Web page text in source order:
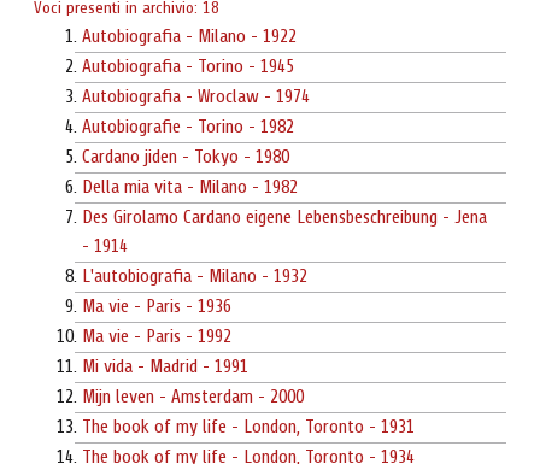
Voci presenti in archivio: 18
Autobiografia - Milano - 1922
Autobiografia - Torino - 1945
Autobiografia - Wroclaw - 1974
Autobiografie - Torino - 1982
Cardano jiden - Tokyo - 1980
Della mia vita - Milano - 1982
Des Girolamo Cardano eigene Lebensbeschreibung - Jena
- 1914
L'autobiografia - Milano - 1932
Ma vie - Paris - 1936
Ma vie - Paris - 1992
Mi vida - Madrid - 1991
Mijn leven - Amsterdam - 2000
The book of my life - London, Toronto - 1931
The book of my life - London, Toronto - 1934